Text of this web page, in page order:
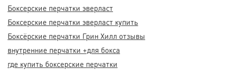
Боксерские перчатки эверласт
Боксерские перчатки эверласт купить
Боксёрские перчатки Грин Хилл отзывы
внутренние перчатки +для бокса
где купить боксерские перчатки